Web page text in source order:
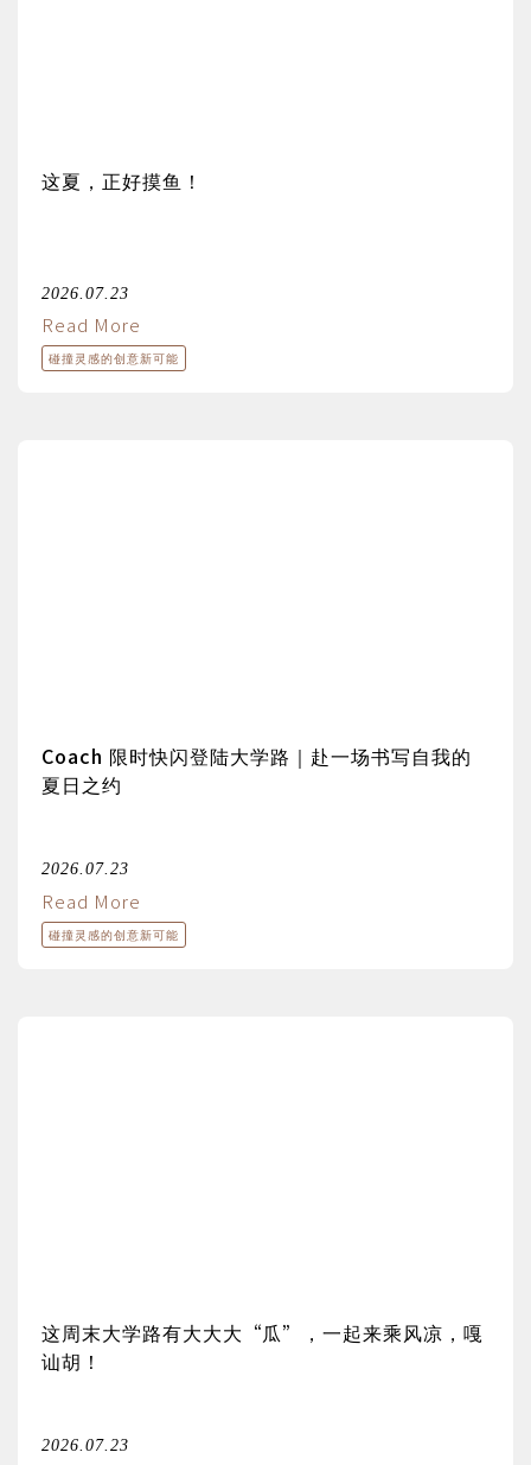
这夏，正好摸鱼！
2026.07.23
Read More
碰撞灵感的创意新可能
Coach 限时快闪登陆大学路｜赴一场书写自我的
夏日之约
2026.07.23
Read More
碰撞灵感的创意新可能
这周末大学路有大大大“瓜”，一起来乘风凉，嘎
讪胡！
2026.07.23